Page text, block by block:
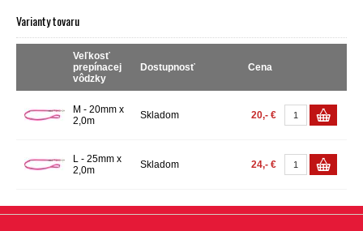
Varianty tovaru
Veľkosť
prepínacej
vôdzky
Dostupnosť Cena
M - 20mm x
2,0m
Skladom 20,- €
L - 25mm x
2,0m
Skladom 24,- €